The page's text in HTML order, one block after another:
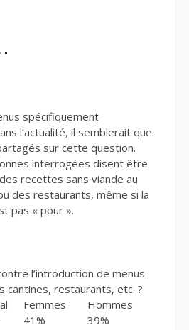
spécifiquement
l’actualité, il semblerait que
sur cette question.
interrogées disent être
recettes sans viande au
des restaurants, même si la
pas « pour ».
l’introduction de menus
cantines, restaurants, etc. ?
Femmes
Hommes
41%
39%